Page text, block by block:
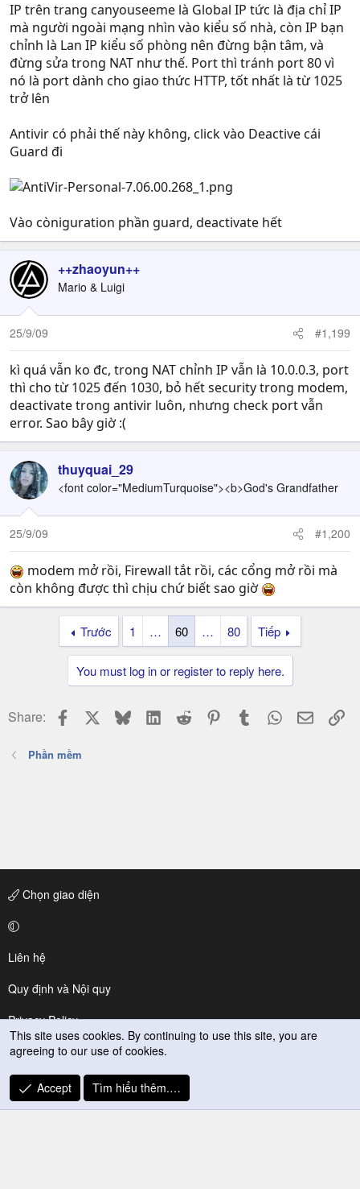
IP trên trang canyouseeme là Global IP tức là địa chỉ IP
mà người ngoài mạng nhìn vào kiểu số nhà, còn IP bạn
chỉnh là Lan IP kiểu số phòng nên đừng bận tâm, và
đừng sửa trong NAT như thế. Port thì tránh port 80 vì
nó là port dành cho giao thức HTTP, tốt nhất là từ 1025
trở lên
Antivir có phải thế này không, click vào Deactive cái
Guard đi
Vào còniguration phần guard, deactivate hết
++zhaoyun++
Mario & Luigi
25/9/09 #1,199
kì quá vẫn ko đc, trong NAT chỉnh IP vẫn là 10.0.0.3, port
thì cho từ 1025 đến 1030, bỏ hết security trong modem,
deactivate trong antivir luôn, nhưng check port vẫn
error. Sao bây giờ :(
thuyquai_29
<font color="MediumTurquoise"><b>God's Grandfather
25/9/09 #1,200
modem mở rồi, Firewall tắt rồi, các cổng mở rồi mà
còn không được thì chịu chứ biết sao giờ
Trước 1 … 60 … 80 Tiếp
You must log in or register to reply here.
Share: Facebook BlueskyLinkedIn
Reddit PinterestTumblr WhatsApp
Email
Phần mềm
Chọn giao diện
Liên hệ
Quy định và Nội quy
Privacy Policy
Trợ giúp
R
S
This site uses cookies. By continuing to use this site, you are
agreeing to our use of cookies.
Accept Tìm hiểu thêm.…